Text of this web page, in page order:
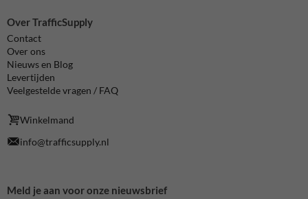
Over TrafficSupply
Contact
Over ons
Nieuws en Blog
Levertijden
Veelgestelde vragen / FAQ
Winkelmand
info@trafficsupply.nl
Meld je aan voor onze nieuwsbrief